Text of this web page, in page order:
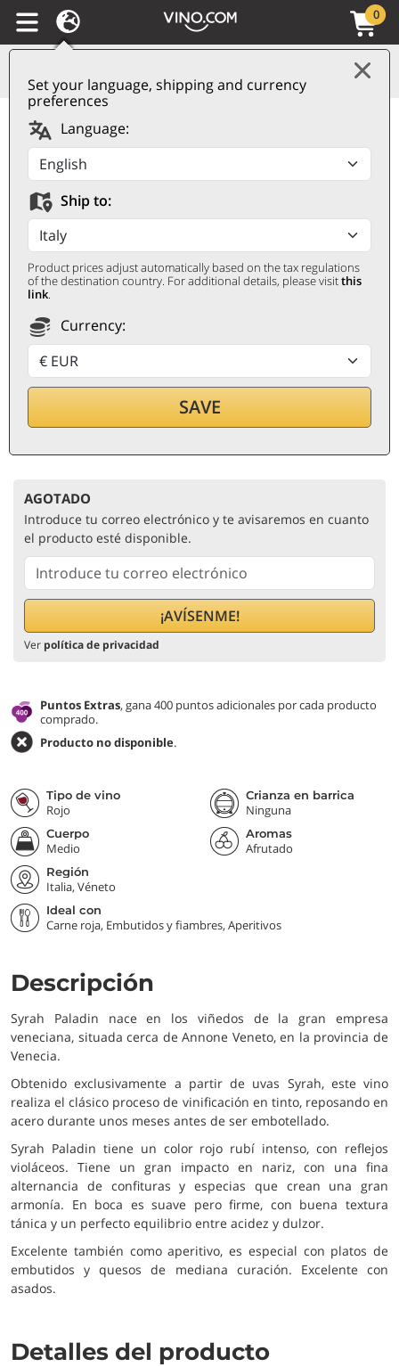
Set your language, shipping and currency
preferences
Language:
Ship to:
Product prices adjust automatically based on the tax regulations
of the destination country. For additional details, please visitthis
link.
Currency:
SAVE
0
Syrah 2021 Paladin
PALADIN
Magnum 1,5 ℓ
39,20€
por botella (1,5 ℓ)
IVA e impuestos incl.
AGOTADO
Introduce tu correo electrónico y te avisaremos en cuanto
el producto esté disponible.
Ver política de privacidad
Puntos Extras, gana 400 puntos adicionales por cada producto
comprado.
Producto no disponible.
Tipo de vino
Rojo
Crianza en barrica
Ninguna
Cuerpo
Medio
Aromas
Afrutado
Región
Italia, Véneto
Ideal con
Carne roja, Embutidos y fiambres, Aperitivos
Descripción
Syrah Paladin nace en los viñedos de la gran empresa
veneciana, situada cerca de Annone Veneto, en la provincia de
Venecia.
Obtenido exclusivamente a partir de uvas Syrah, este vino
realiza el clásico proceso de vinificación en tinto, reposando en
acero durante unos meses antes de ser embotellado.
Syrah Paladin tiene un color rojo rubí intenso, con reflejos
violáceos. Tiene un gran impacto en nariz, con una fina
alternancia de confituras y especias que crean una gran
armonía. En boca es suave pero firme, con buena textura
tánica y un perfecto equilibrio entre acidez y dulzor.
Excelente también como aperitivo, es especial con platos de
embutidos y quesos de mediana curación. Excelente con
asados.
Detalles del producto